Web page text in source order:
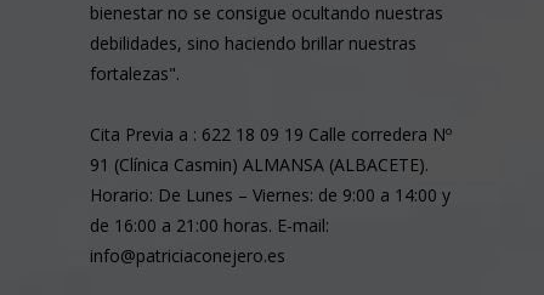
bienestar no se consigue ocultando nuestras
debilidades, sino haciendo brillar nuestras
fortalezas".
Cita Previa a : 622 18 09 19 Calle corredera Nº
91 (Clínica Casmin) ALMANSA (ALBACETE).
Horario: De Lunes – Viernes: de 9:00 a 14:00 y
de 16:00 a 21:00 horas. E-mail:
info@patriciaconejero.es